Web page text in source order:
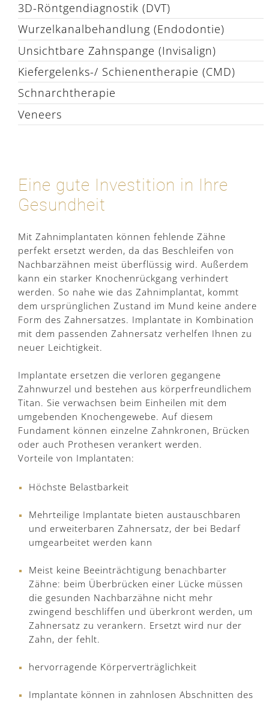
3D-Röntgendiagnostik (DVT)
Wurzelkanalbehandlung (Endodontie)
Unsichtbare Zahnspange (Invisalign)
Kiefergelenks-/ Schienentherapie (CMD)
Schnarchtherapie
Veneers
Eine gute Investition in Ihre
Gesundheit
Mit Zahnimplantaten können fehlende Zähne
perfekt ersetzt werden, da das Beschleifen von
Nachbarzähnen meist überflüssig wird. Außerdem
kann ein starker Knochenrückgang verhindert
werden. So nahe wie das Zahnimplantat, kommt
dem ursprünglichen Zustand im Mund keine andere
Form des Zahnersatzes. Implantate in Kombination
mit dem passenden Zahnersatz verhelfen Ihnen zu
neuer Leichtigkeit.
Implantate ersetzen die verloren gegangene
Zahnwurzel und bestehen aus körperfreundlichem
Titan. Sie verwachsen beim Einheilen mit dem
umgebenden Knochengewebe. Auf diesem
Fundament können einzelne Zahnkronen, Brücken
oder auch Prothesen verankert werden.
Vorteile von Implantaten:
Höchste Belastbarkeit
Mehrteilige Implantate bieten austauschbaren
und erweiterbaren Zahnersatz, der bei Bedarf
umgearbeitet werden kann
Meist keine Beeinträchtigung benachbarter
Zähne: beim Überbrücken einer Lücke müssen
die gesunden Nachbarzähne nicht mehr
zwingend beschliffen und überkront werden, um
Zahnersatz zu verankern. Ersetzt wird nur der
Zahn, der fehlt.
hervorragende Körperverträglichkeit
Implantate können in zahnlosen Abschnitten des